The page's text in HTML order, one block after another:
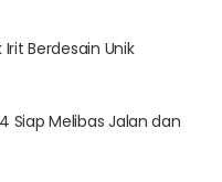
Irit Berdesain Unik
Siap Melibas Jalan dan